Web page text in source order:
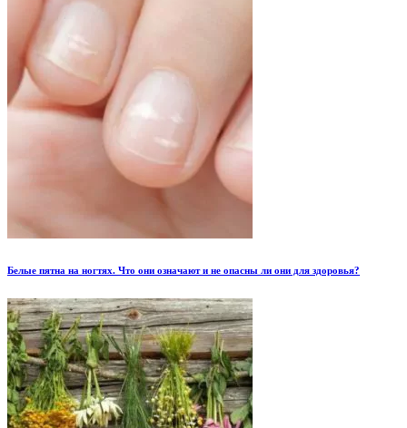
Белые пятна на ногтях. Что они означают и не опасны ли они для здоровья?